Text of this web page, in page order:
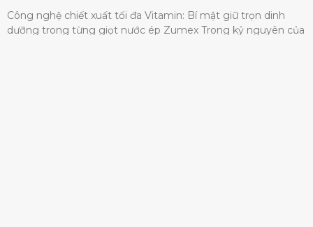
Công nghệ chiết xuất tối đa Vitamin: Bí mật giữ trọn dinh
dưỡng trong từng giọt nước ép Zumex Trong kỷ nguyên của